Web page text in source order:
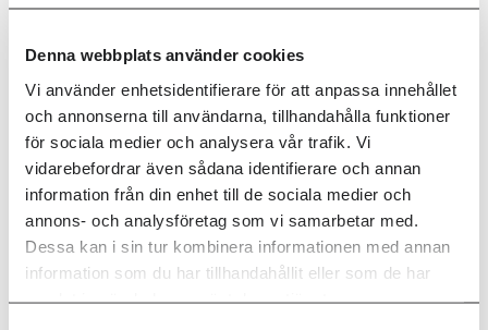
Denna webbplats använder cookies
Vi använder enhetsidentifierare för att anpassa innehållet
och annonserna till användarna, tillhandahålla funktioner
för sociala medier och analysera vår trafik. Vi
vidarebefordrar även sådana identifierare och annan
information från din enhet till de sociala medier och
annons- och analysföretag som vi samarbetar med.
Dessa kan i sin tur kombinera informationen med annan
information som du har tillhandahållit eller som de har
samlat in när du har använt deras tjänster.
Våra erbjudanden
inom AI
Microsoft 365 Copilot
Microsoft 365 Copilot fungerar genom att